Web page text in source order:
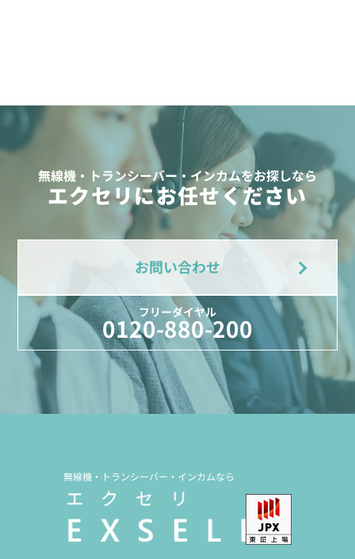
無線機・トランシーバー・インカムをお探しなら
エクセリにお任せください
お問い合わせ
フリーダイヤル
0120-880-200
無線機・トランシーバー・インカムなら